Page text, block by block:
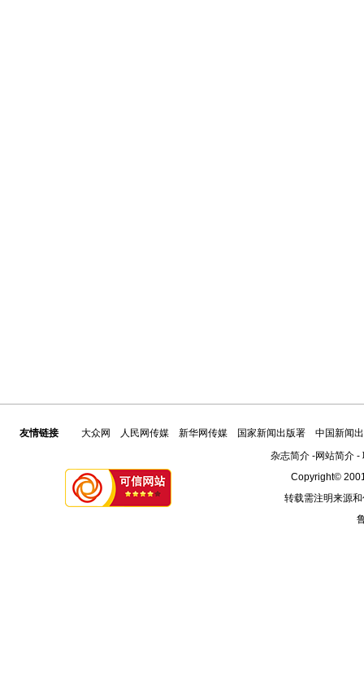
友情链接 大众网 人民网传媒 新华网传媒 国家新闻出版署
中国新闻
杂志简介-网站简介-
Copyright©
转载需注明来源